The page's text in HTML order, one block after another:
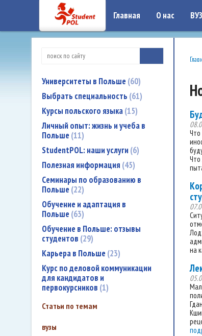
google-site-verification: google7a917c261df1566b.htmlgoogle-site-
Главная О нас
Университеты в Польше 60
Выбрать специальность 61
Курсы польского языка 15
Личный опыт: жизнь и учеба в
Польше 11
StudentPOL: наши услуги 6
Полезная информация 45
Семинары по образованию в
Польше 22
Обучение и адаптация в
Польше 63
Обучение в Польше: отзывы
студентов 29
Карьера в Польше 23
Курс по деловой коммуникации
для кандидатов и
первокурсников 1
Статьи по темам
вузы
Что
Что
на